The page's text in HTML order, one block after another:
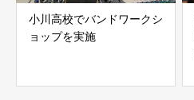
小川高校でバンドワークシ
ョップを実施